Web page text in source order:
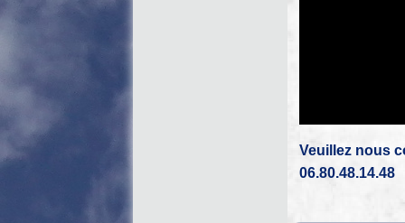
Veuillez nous
06.80.48.14.48